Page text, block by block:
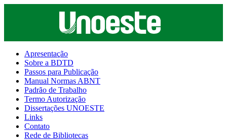
Apresentação
Sobre a BDTD
Passos para Publicação
Manual Normas ABNT
Padrão de Trabalho
Termo Autorização
Dissertações UNOESTE
Links
Contato
Rede de Bibliotecas